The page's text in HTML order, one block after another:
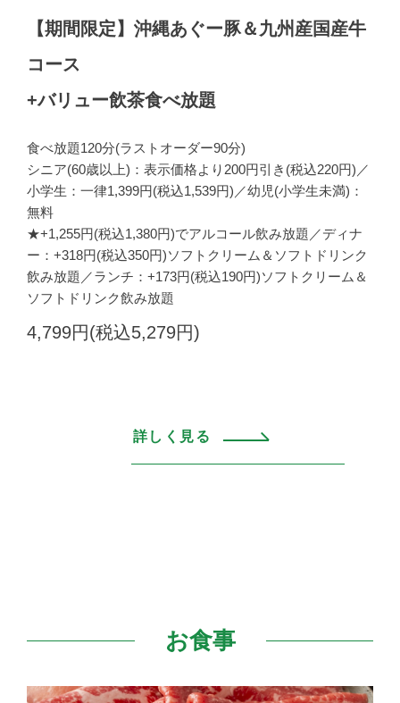
【期間限定】沖縄あぐー豚＆九州産国産牛
コース
+バリュー飲茶食べ放題
食べ放題120分(ラストオーダー90分)
シニア(60歳以上)：表示価格より200円引き(税込220円)／
小学生：一律1,399円(税込1,539円)／幼児(小学生未満)：
無料
★+1,255円(税込1,380円)でアルコール飲み放題／ディナ
ー：+318円(税込350円)ソフトクリーム＆ソフトドリンク
飲み放題／ランチ：+173円(税込190円)ソフトクリーム＆
ソフトドリンク飲み放題
4,799円(税込5,279円)
詳しく見る
お食事